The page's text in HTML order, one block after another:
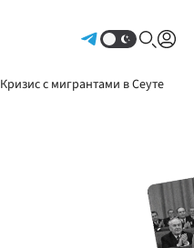
Кризис с мигрантами в Сеуте